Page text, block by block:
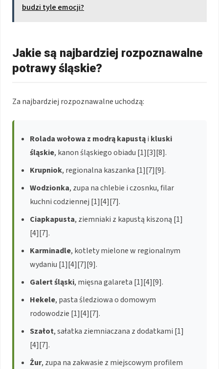
budzi tyle emocji?
Jakie są najbardziej rozpoznawalne
potrawy śląskie?
Za najbardziej rozpoznawalne uchodzą:
Rolada wołowa z modrą kapustąi kluski
śląskie, kanon śląskiego obiadu [1][3][8].
Krupniok, regionalna kaszanka [1][7][9].
Wodzionka, zupa na chlebie i czosnku, filar
kuchni codziennej [1][4][7].
Ciapkapusta, ziemniaki z kapustą kiszoną [1]
[4][7].
Karminadle, kotlety mielone w regionalnym
wydaniu [1][4][7][9].
Galert śląski, mięsna galareta [1][4][9].
Hekele, pasta śledziowa o domowym
rodowodzie [1][4][7].
Szałot, sałatka ziemniaczana z dodatkami [1]
[4][7].
Żur, zupa na zakwasie z miejscowym profilem